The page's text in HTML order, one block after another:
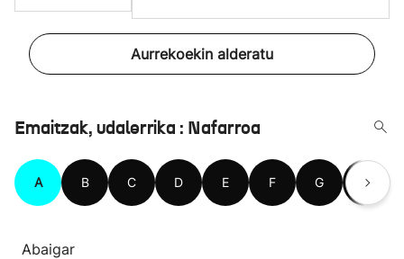
Aurrekoekin alderatu
Emaitzak, udalerrika : Nafarroa
A B C D E F G H
Abaigar